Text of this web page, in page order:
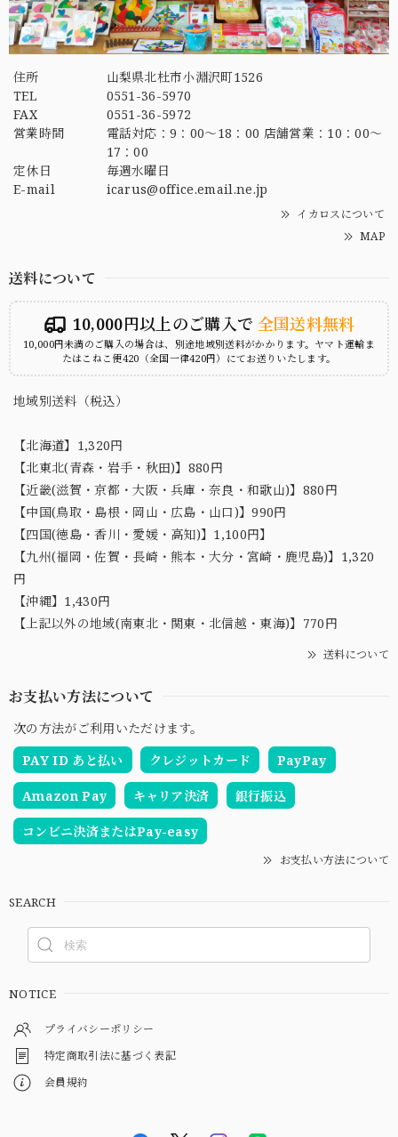
住所
山梨県北杜市小淵沢町1526
TEL
0551-36-5970
FAX
0551-36-5972
営業時間
電話対応：9：00～18：00 店舗営業：10：00～
17：00
定休日
毎週水曜日
E-mail
icarus@office.email.ne.jp
イカロスについて
MAP
送料について
10,000円以上のご購入で 全国送料無料
10,000円未満のご購入の場合は、別途地域別送料がかかります。ヤマト運輸ま
たはこねこ便420（全国一律420円）にてお送りいたします。
地域別送料（税込）
【北海道】1,320円
【北東北(青森・岩手・秋田)】880円
【近畿(滋賀・京都・大阪・兵庫・奈良・和歌山)】880円
【中国(鳥取・島根・岡山・広島・山口)】990円
【四国(徳島・香川・愛媛・高知)】1,100円】
【九州(福岡・佐賀・長崎・熊本・大分・宮崎・鹿児島)】1,320
円
【沖縄】1,430円
【上記以外の地域(南東北・関東・北信越・東海)】770円
送料について
お支払い方法について
次の方法がご利用いただけます。
PAY ID あと払い
クレジットカード PayPay
Amazon Pay キャリア決済 銀行振込
コンビニ決済またはPay-easy
お支払い方法について
SEARCH
NOTICE
プライバシーポリシー
特定商取引法に基づく表記
会員規約